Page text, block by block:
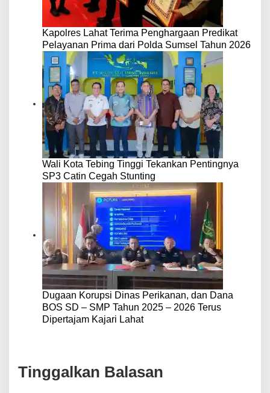
Kapolres Lahat Terima Penghargaan Predikat
Pelayanan Prima dari Polda Sumsel Tahun 2026
Wali Kota Tebing Tinggi Tekankan Pentingnya
SP3 Catin Cegah Stunting
Dugaan Korupsi Dinas Perikanan, dan Dana
BOS SD – SMP Tahun 2025 – 2026 Terus
Dipertajam Kajari Lahat
Tinggalkan Balasan